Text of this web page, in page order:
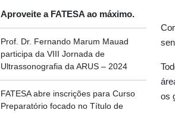
Aproveite a FATESA ao máximo.
Prof. Dr. Fernando Marum Mauad
participa da VIII Jornada de
Ultrassonografia da ARUS – 2024
FATESA abre inscrições para Curso
Preparatório focado no Título de
os